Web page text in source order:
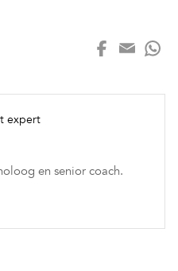
expert
en senior coach.